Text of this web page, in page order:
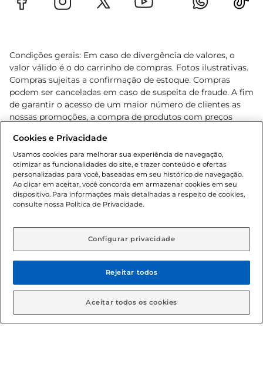
Condições gerais: Em caso de divergência de valores, o
valor válido é o do carrinho de compras. Fotos ilustrativas.
Compras sujeitas a confirmação de estoque. Compras
podem ser canceladas em caso de suspeita de fraude. A fim
de garantir o acesso de um maior número de clientes as
nossas promoções, a compra de produtos com preços
cliente. Os preços, ofertas e condições são exclusivos para
o e-commerce e válidos durante o dia de hoje, podendo
sofrer alterações sem prévia notificação. Proibida a venda
de bebidas alcoólicas para menores de 18 anos, conforme
Lei n.º 8069/90, art. 81, inciso II (Estatuto da Criança e do
Adolescente). Preços e condições exclusivos para o
aviso prévio. O valor mínimo para as compras on-line é de
© 2026 Copyright. Todos os direitos
reservados Gbarbosa.
Cookies e Privacidade
Usamos cookies para melhorar sua experiência de navegação,
otimizar as funcionalidades do site, e trazer conteúdo e ofertas
personalizadas para você, baseadas em seu histórico de navegação.
Ao clicar em aceitar, você concorda em armazenar cookies em seu
dispositivo. Para informações mais detalhadas a respeito de cookies,
consulte nossa Política de Privacidade.
Configurar privacidade
Rejeitar todos
Aceitar todos os cookies